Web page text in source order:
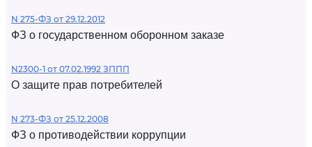
N 275-ФЗ от 29.12.2012
ФЗ о государственном оборонном заказе
N2300-1 от 07.02.1992 ЗППП
О защите прав потребителей
N 273-ФЗ от 25.12.2008
ФЗ о противодействии коррупции